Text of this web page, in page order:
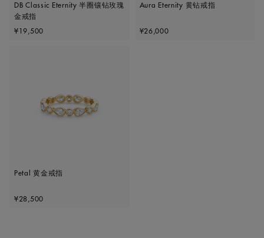
DB Classic Eternity 半圈镶钻玫瑰
金戒指
Original price
¥19,500
Aura Eternity 黄钻戒指
Original price
¥26,000
Petal 黄金戒指
Original price
¥28,500